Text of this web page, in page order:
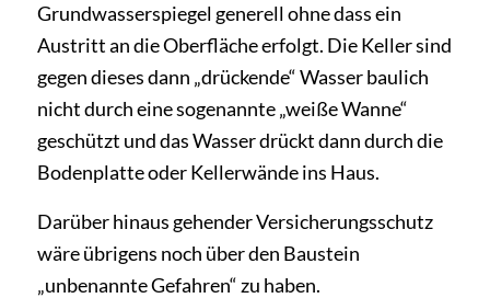
Grundwasserspiegel generell ohne dass ein
Austritt an die Oberfläche erfolgt. Die Keller sind
gegen dieses dann „drückende“ Wasser baulich
nicht durch eine sogenannte „weiße Wanne“
geschützt und das Wasser drückt dann durch die
Bodenplatte oder Kellerwände ins Haus.
Darüber hinaus gehender Versicherungsschutz
wäre übrigens noch über den Baustein
„unbenannte Gefahren“ zu haben.